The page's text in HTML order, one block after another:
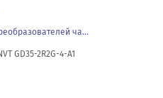
Специализированная серия преобразователей частоты для высокоточного управления со встроенной энкодерной платой GD35
GD35-2R2G-4-A1